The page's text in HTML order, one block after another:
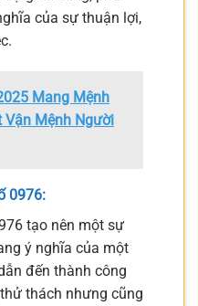
của sự thuận lợi,
Mang Mệnh
Vận Mệnh Người
0976:
tạo nên một sự
ý nghĩa của một
đến thành công
thách nhưng cũng